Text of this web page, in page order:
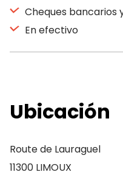
Cheques bancarios
En efectivo
Ubicación
Route de Lauraguel
11300 LIMOUX